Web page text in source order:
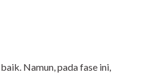
Namun, pada fase ini,